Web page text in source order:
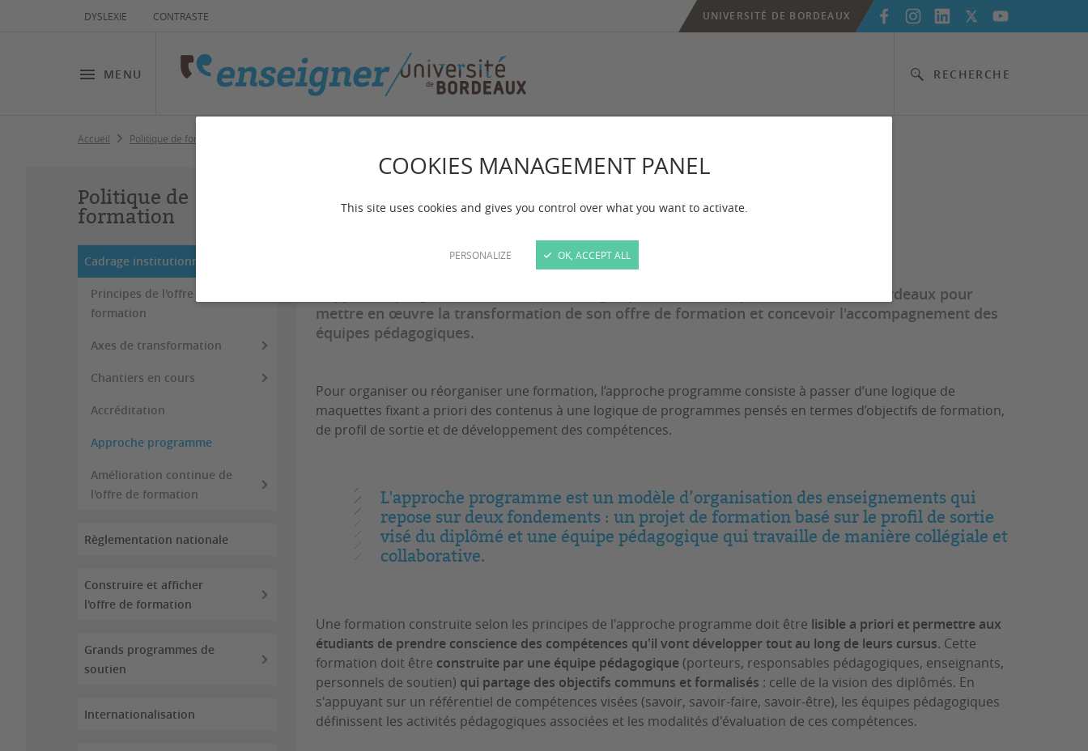
COOKIES MANAGEMENT PANEL
This site uses cookies and gives you control over what you want to activate.
PERSONALIZE OK, ACCEPT ALL
DYSLEXIE CONTRASTE
MENU RECHERCHE
UNIVERSITÉ DE BORDEAUX
Accueil Politique de formation
Politique de
formation
Cadrage institutionnel
Principes de l'offre de
formation
Axes de transformation
Chantiers en cours
Accréditation
Approche programme
Amélioration continue de
l'offre de formation
Règlementation nationale
Construire et afficher
l'offre de formation
Grands programmes de
soutien
Internationalisation
Approche programme
L'approche programme est la méthodologie qui a été choisie par l'université de Bordeaux pour
mettre en œuvre la transformation de son offre de formation et concevoir l'accompagnement des
équipes pédagogiques.
Pour organiser ou réorganiser une formation, l’approche programme consiste à passer d’une logique de
maquettes fixant a priori des contenus à une logique de programmes pensés en termes d’objectifs de formation,
de profil de sortie et de développement des compétences.
L'approche programme est un modèle d’organisation des enseignements qui
repose sur deux fondements : un projet de formation basé sur le profil de sortie
visé du diplômé et une équipe pédagogique qui travaille de manière collégiale et
collaborative.
Une formation construite selon les principes de l'approche programme doit être lisible a priori et permettre aux
étudiants de prendre conscience des compétences qu'il vont développer tout au long de leurs cursus. Cette
formation doit être construite par une équipe pédagogique (porteurs, responsables pédagogiques, enseignants,
personnels de soutien) qui partage des objectifs communs et formalisés : celle de la vision des diplômés. En
s'appuyant sur un référentiel de compétences visées (savoir, savoir-faire, savoir-être), les équipes pédagogiques
définissent les activités pédagogiques associées et les modalités d'évaluation de ces compétences.